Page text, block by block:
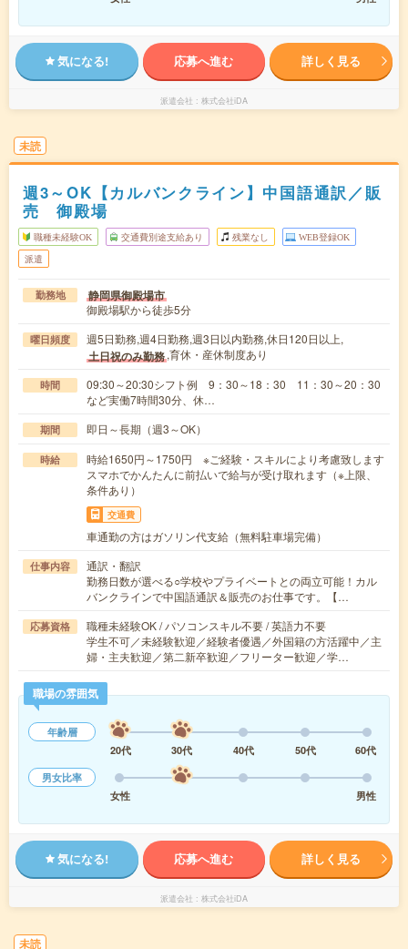
気になる! 応募へ進む 詳しく見る
派遣会社 株式会社iDA
未読
週3～OK【カルバンクライン】中国語通訳／販
売 御殿場
職種未経験OK 交通費別途支給あり 残業なし WEB登録OK
派遣
勤務地 静岡県御殿場市
御殿場駅から徒歩5分
曜日頻度 週5日勤務,週4日勤務,週3日以内勤務,休日120日以上,
土日祝のみ勤務,育休・産休制度あり
時間
09:30～20:30シフト例 9：30～18：30 11：30～20：30
など実働7時間30分、休…
期間 即日～長期（週3～OK）
時給
時給1650円～1750円 ※ご経験・スキルにより考慮致します
スマホでかんたんに前払いで給与が受け取れます（※上限、
条件あり）
交通費
車通勤の方はガソリン代支給（無料駐車場完備）
仕事内容
通訳・翻訳
勤務日数が選べる○学校やプライベートとの両立可能！カル
バンクラインで中国語通訳＆販売のお仕事です。【…
応募資格
職種未経験OK / パソコンスキル不要 / 英語力不要
学生不可／未経験歓迎／経験者優遇／外国籍の方活躍中／主
婦・主夫歓迎／第二新卒歓迎／フリーター歓迎／学…
職場の雰囲気
年齢層
20代
30代 40代 50代
60代
男女比率
女性
男性
気になる! 応募へ進む 詳しく見る
派遣会社 株式会社iDA
未読